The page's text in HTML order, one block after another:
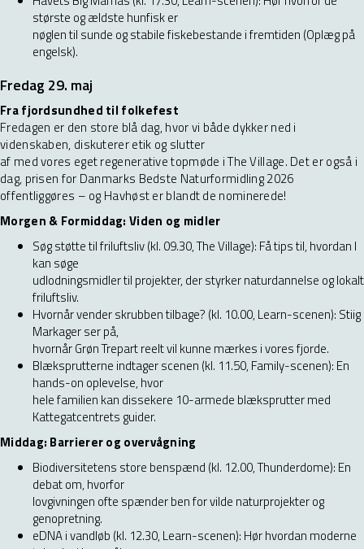
største og ældste hunfisk er
nøglen til sunde og stabile fiskebestande i fremtiden (Oplæg på
engelsk).
Fredag 29. maj
Fra fjordsundhed til folkefest
Fredagen er den store blå dag, hvor vi både dykker ned i
videnskaben, diskuterer etik og slutter
af med vores eget regenerative topmøde i The Village. Det er også i
dag, prisen for Danmarks Bedste Naturformidling 2026
offentliggøres – og Havhøst er blandt de nominerede!
Morgen & Formiddag: Viden og midler
Søg støtte til friluftsliv (kl. 09.30, The Village): Få tips til, hvordan I
kan søge
udlodningsmidler til projekter, der styrker naturdannelse og lokalt
friluftsliv.
Hvornår vender skrubben tilbage? (kl. 10.00, Learn-scenen): Stiig
Markager ser på,
hvornår Grøn Trepart reelt vil kunne mærkes i vores fjorde.
Blæksprutterne indtager scenen (kl. 11.50, Family-scenen): En
hands-on oplevelse, hvor
hele familien kan dissekere 10-armede blæksprutter med
Kattegatcentrets guider.
Middag: Barrierer og overvågning
Biodiversitetens store benspænd (kl. 12.00, Thunderdome): En
debat om, hvorfor
lovgivningen ofte spænder ben for vilde naturprojekter og
genopretning.
eDNA i vandløb (kl. 12.30, Learn-scenen): Hør hvordan moderne